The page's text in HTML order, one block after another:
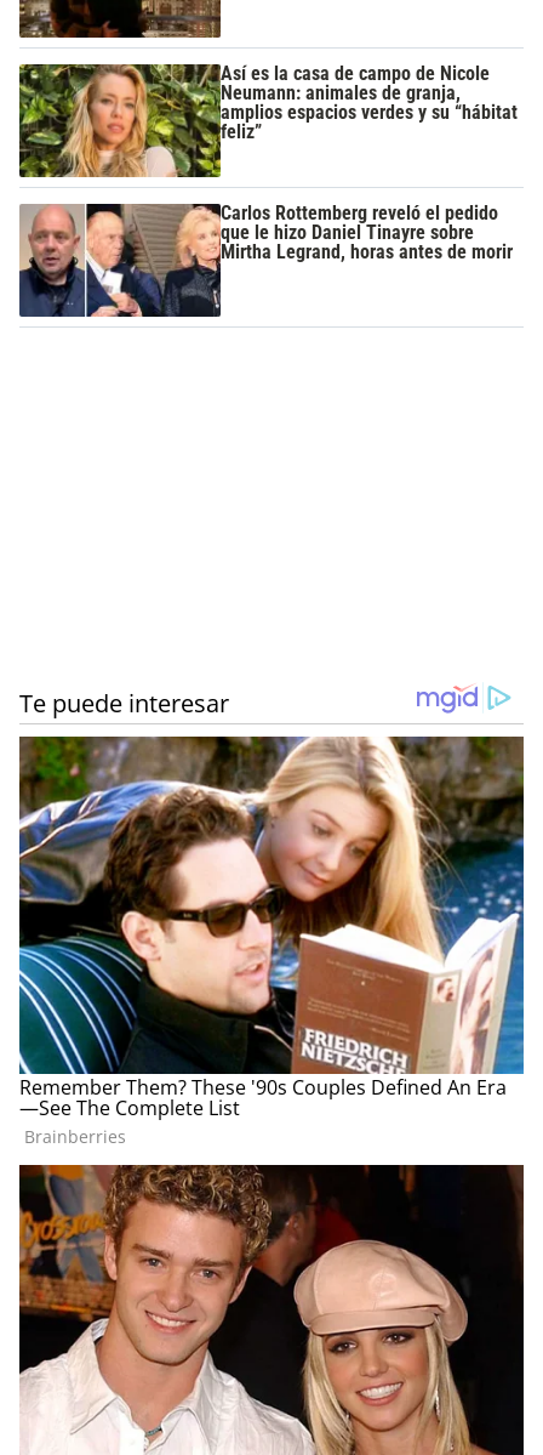
Así es la casa de campo de Nicole
Neumann: animales de granja,
amplios espacios verdes y su “hábitat
feliz”
Carlos Rottemberg reveló el pedido
que le hizo Daniel Tinayre sobre
Mirtha Legrand, horas antes de morir